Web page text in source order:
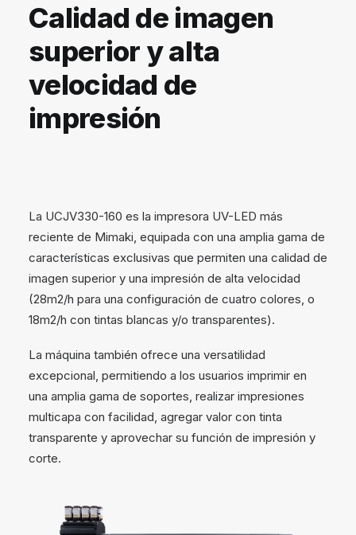
Calidad de imagen
superior y alta
velocidad de
impresión
La UCJV330-160 es la impresora UV-LED más
reciente de Mimaki, equipada con una amplia gama de
características exclusivas que permiten una calidad de
imagen superior y una impresión de alta velocidad
(28m2/h para una configuración de cuatro colores, o
18m2/h con tintas blancas y/o transparentes).
La máquina también ofrece una versatilidad
excepcional, permitiendo a los usuarios imprimir en
una amplia gama de soportes, realizar impresiones
multicapa con facilidad, agregar valor con tinta
transparente y aprovechar su función de impresión y
corte.